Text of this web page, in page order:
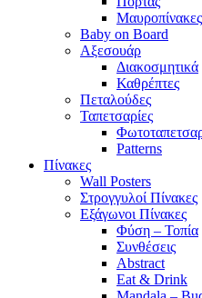
Μαυροπίνακες
Baby on Board
Αξεσουάρ
Διακοσμητικά
Καθρέπτες
Πεταλούδες
Ταπετσαρίες
Patterns
Πίνακες
Wall Posters
Στρογγυλοί Πίνακες
Εξάγωνοι Πίνακες
Φύση – Τοπία
Συνθέσεις
Abstract
Eat & Drink